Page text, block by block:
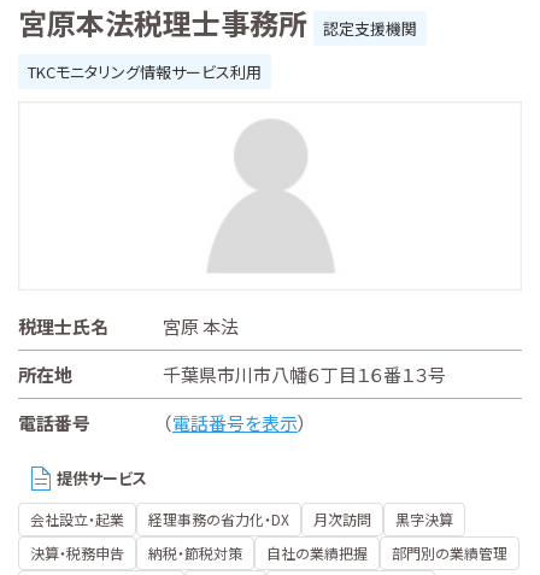
宮原本法税理士事務所
認定支援機関
TKCモニタリング情報サービス利用
税理士氏名
宮原 本法
所在地
千葉県市川市八幡６丁目１６番１３号
電話番号
（電話番号を表示）
提供サービス
会社設立・起業 経理事務の省力化・DX 月次訪問
黒字決算
決算・税務申告
納税・節税対策 自社の業績把握
部門別の業績管理